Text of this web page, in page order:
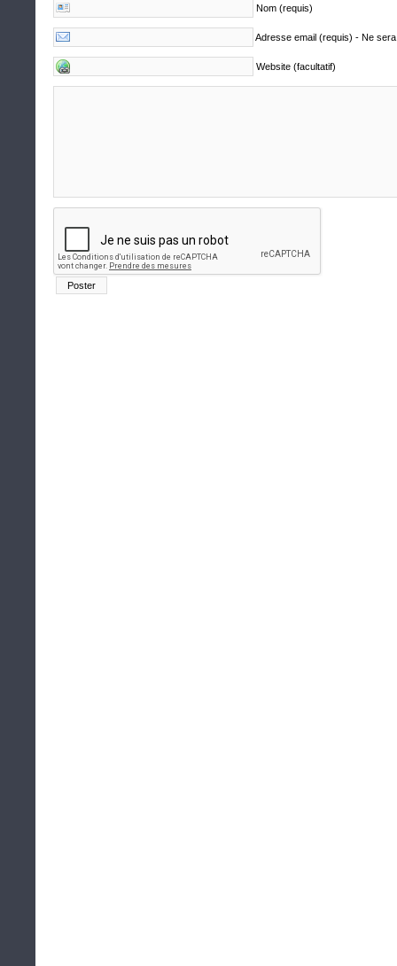
Nom (requis)
Adresse email (requis) - Ne
Website (facultatif)